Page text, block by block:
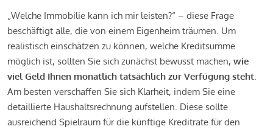
„Welche Immobilie kann ich mir leisten?“ – diese Frage
beschäftigt alle, die von einem Eigenheim träumen. Um
realistisch einschätzen zu können, welche Kreditsumme
möglich ist, sollten Sie sich zunächst bewusst machen, wie
viel Geld Ihnen monatlich tatsächlich zur Verfügung steht.
Am besten verschaffen Sie sich Klarheit, indem Sie eine
detaillierte Haushaltsrechnung aufstellen. Diese sollte
ausreichend Spielraum für die künftige Kreditrate für den